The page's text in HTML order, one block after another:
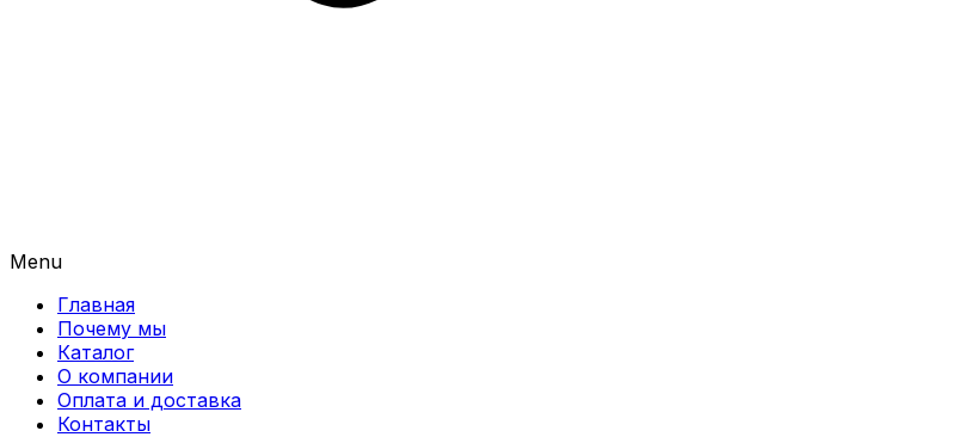
Menu
Главная
Почему мы
Каталог
О компании
Оплата и доставка
Контакты